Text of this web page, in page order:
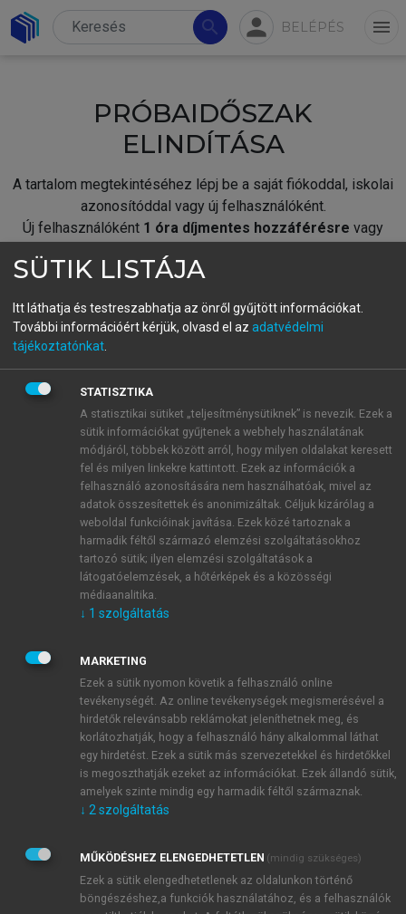
search person BELÉPÉS menu
PRÓBAIDŐSZAK
ELINDÍTÁSA
A tartalom megtekintéséhez lépj be a saját fiókoddal, iskolai
azonosítóddal vagy új felhasználóként.
Új felhasználóként 1 óra díjmentes hozzáférésre vagy
fiókoddal,vagy hozz létre új fiókot.
A regisztráció után apróbaidőszakautomatikusan
BELÉPÉS SAJÁT FIÓKKAL
ÚJ FIÓK LÉTREHOZÁSA
1 óra díjmentes hozzáférés
E-MAIL-CÍM
JELSZÓ
JELSZÓ ÚJRA
Kérek értesítést a MeRSZ újdonságairól, akcióiról.
Kérek értesítést az Akadémiai Kiadó Zrt. újdonságairól,
Adatkezelési tájékoztatóbanfoglaltakat tudomásul
veszem és elfogadom.
Általános vásárlási feltételeket, valamint a szotar.netés a
SÜTIK LISTÁJA
Itt láthatja és testreszabhatja az önről gyűjtött információkat.
További információért kérjük, olvasd el az adatvédelmi
tájékoztatónkat
STATISZTIKA
A statisztikai sütiket „teljesítménysütiknek” is nevezik. Ezek a
sütik információkat gyűjtenek a webhely használatának
módjáról, többek között arról, hogy milyen oldalakat keresett
fel és milyen linkekre kattintott. Ezek az információk a
felhasználó azonosítására nem használhatóak, mivel az
adatok összesítettek és anonimizáltak. Céljuk kizárólag a
weboldal funkcióinak javítása. Ezek közé tartoznak a
harmadik féltől származó elemzési szolgáltatásokhoz
tartozó sütik; ilyen elemzési szolgáltatások a
látogatóelemzések, a hőtérképek és a közösségi
médiaanalitika.
↓ 1 szolgáltatás
MARKETING
Ezek a sütik nyomon követik a felhasználó online
tevékenységét. Az online tevékenységek megismerésével a
hirdetők relevánsabb reklámokat jeleníthetnek meg, és
korlátozhatják, hogy a felhasználó hány alkalommal láthat
egy hirdetést. Ezek a sütik más szervezetekkel és hirdetőkkel
is megoszthatják ezeket az információkat. Ezek állandó sütik,
amelyek szinte mindig egy harmadik féltől származnak.
↓ 2 szolgáltatás
MŰKÖDÉSHEZ ELENGEDHETETLEN (mindig szükséges)
Ezek a sütik elengedhetetlenek az oldalunkon történő
böngészéshez,a funkciók használatához, és a felhasználók